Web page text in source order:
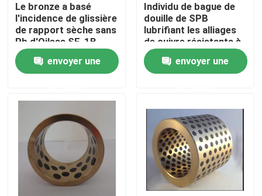
Demandez une citation
individu lubrifiant des incidences
individu lubrifiant des paliers manchon
Buissons bimétalliques d'incidence
Le bronze a basé
l'incidence de glissière
de rapport sèche sans
Pb d'Oiless SF-1B
baguant Bush exempt
d'entretienenvoyer une
Individu de bague de
douille de SPB
lubrifiant les alliages
de cuivre résistants à
l'usure
envoyer une